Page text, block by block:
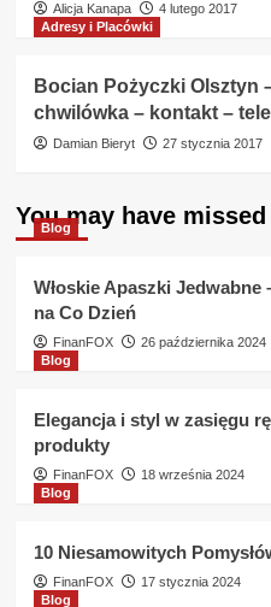
Alicja Kanapa
4 lutego 2017
Adresy i Placówki
Bocian Pożyczki Olsztyn
chwilówka – kontakt –
Damian Bieryt 27 stycznia 2017
You may have missed
Blog
Włoskie Apaszki
na Co Dzień
FinanFOX
26 października 2024
Blog
Elegancja i styl w zasięgu
produkty
FinanFOX
18 września 2024
Blog
10 Niesamowitych
FinanFOX
17 stycznia 2024
Blog